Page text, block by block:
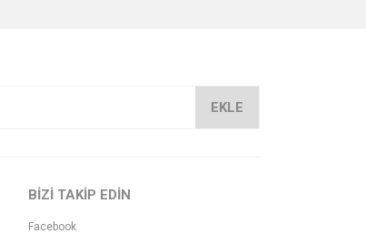
EKLE
BİZİ TAKİP EDİN
Facebook